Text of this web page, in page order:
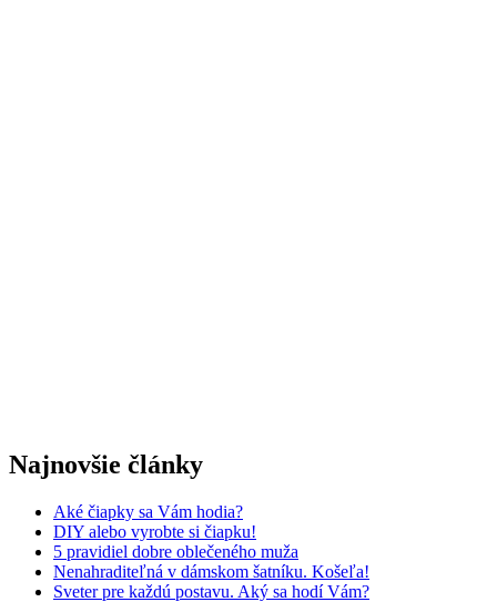
Najnovšie články
Aké čiapky sa Vám hodia?
DIY alebo vyrobte si čiapku!
5 pravidiel dobre oblečeného muža
Nenahraditeľná v dámskom šatníku. Košeľa!
Sveter pre každú postavu. Aký sa hodí Vám?